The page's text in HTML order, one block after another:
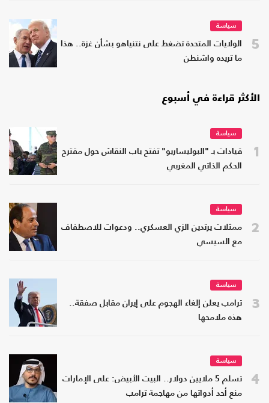
5
سياسة
الولايات المتحدة تضغط على نتنياهو بشأن غزة.. هذا
ما تريده واشنطن
الأكثر قراءة في أسبوع
1
سياسة
قيادات بـ "البوليساريو" تفتح باب النقاش حول مقترح
الحكم الذاتي المغربي
2
سياسة
ممثلات يرتدين الزي العسكري.. ودعوات للاصطفاف
مع السيسي
3
سياسة
ترامب يعلن إلغاء الهجوم على إيران مقابل صفقة..
هذه ملامحها
4
سياسة
تسلم 5 ملايين دولار.. البيت الأبيض: على الإمارات
منع أحد أدواتها من مهاجمة ترامب